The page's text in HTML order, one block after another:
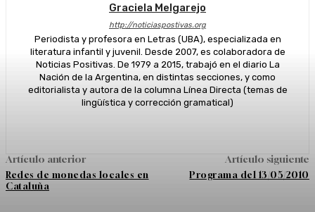
Graciela Melgarejo
http://noticiaspostivas.org
Periodista y profesora en Letras (UBA), especializada en
literatura infantil y juvenil. Desde 2007, es colaboradora de
Noticias Positivas. De 1979 a 2015, trabajó en el diario La
Nación de la Argentina, en distintas secciones, y como
editorialista y autora de la columna Línea Directa (temas de
lingüística y corrección gramatical)
Artículo anterior
Redes de monedas locales en
Cataluña
Artículo siguiente
Programa del 13/05/2010